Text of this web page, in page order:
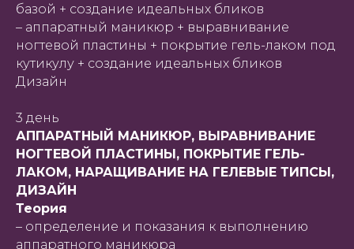
базой + создание идеальных бликов
– аппаратный маникюр + выравнивание
ногтевой пластины + покрытие гель-лаком под
кутикулу + создание идеальных бликов
Дизайн
3 день
АППАРАТНЫЙ МАНИКЮР, ВЫРАВНИВАНИЕ
НОГТЕВОЙ ПЛАСТИНЫ, ПОКРЫТИЕ ГЕЛЬ-
ЛАКОМ, НАРАЩИВАНИЕ НА ГЕЛЕВЫЕ ТИПСЫ,
ДИЗАЙН
Теория
– определение и показания к выполнению
аппаратного маникюра